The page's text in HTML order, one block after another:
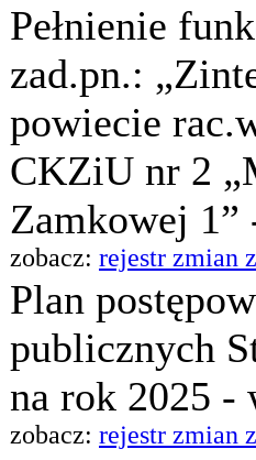
Pełnienie
zad.pn.:
powiecie
CKZiU nr 2
Zamkowej
zobacz: rejestr zmian
Plan
publicznych
na rok 2025 -
zobacz: rejestr zmian